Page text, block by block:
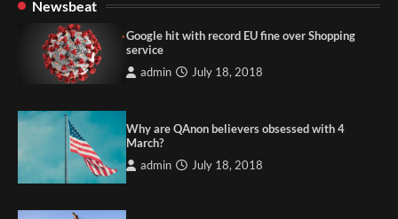
Newsbeat
Google hit with record EU fine over Shopping
service
admin July 18, 2018
Why are QAnon believers obsessed with 4
March?
admin July 18, 2018